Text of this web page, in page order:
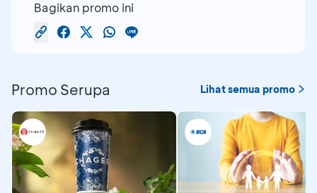
Bagikan promo ini
Promo Serupa Lihat semua promo